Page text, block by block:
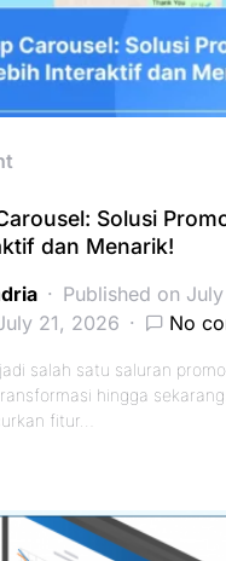
Solusi
dan Menarik!
Published on
21, 2026
No
salah satu saluran
hingga
fitur…